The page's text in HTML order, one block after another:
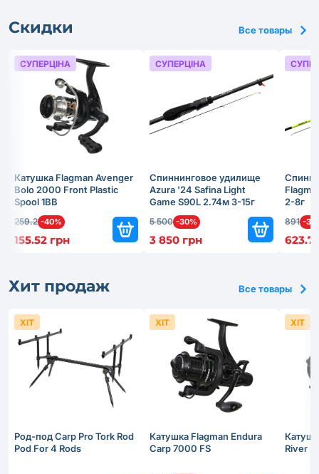
Скидки Все товары
Катушка Flagman Avenger
Bolo 2000 Front Plastic
Spool 1BB
259.2 -40%
155.52 грн
СУПЕРЦІНА
Спиннинговое удилище
Azura '24 Safina Light
Game S90L 2.74м 3-15г
5 500 -30%
3 850 грн
СУПЕРЦІНА
2-8г
891 -
623.7
Хит продаж Все товары
Род-под Carp Pro Tork Rod
Pod For 4 Rods
ХІТ
Катушка Flagman Endura
Carp 7000 FS
ХІТ
River
ХІТ